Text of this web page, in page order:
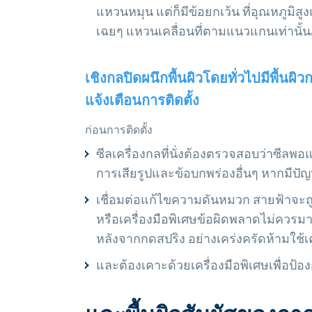
แหวนหมุน แต่ก็มีข้อยกเว้น ที่อุณหภูมิสู
เฉยๆ แหวนเคลื่อนที่ตามแนวแกนเท่านั้
เชิงกลปิดผนึกพื้นผิวโดยทั่วไปมีพื้นผิ
แจ้งเตือนการติดตั้ง
ก่อนการติดตั้ง
ซีลเครื่องกลที่นั่งต้องตรวจสอบว่าซีลพ
การเสียรูปและข้อบกพร่องอื่นๆ หากมีปั
เชื่อมต่อแก้ไขความดันหมวก สายฟ้าจะ
หรือเครื่องมือพิเศษข้อผิดพลาดไม่ควร
หลังจากกดสปริง อย่างเคร่งครัดห้ามใ
และต้องเคาะด้วยเครื่องมือพิเศษเพื่อป้